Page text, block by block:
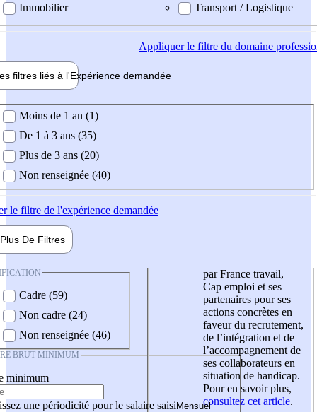
Immobilier
Transport / Logistique
Appliquerle filtre du domaine
filtres liés à l'Expérience demandée
demandée
Moins de 1 an (1)
De 1 à 3 ans (35)
Plus de 3 ans (20)
Non renseignée (40)
le filtre de l'expérience demandée
Plus De Filtres
Cadre (59)
Non cadre (24)
Non renseignée (46)
BRUT MINIMUM
minimum
une périodicité pour le salaire saisi
par France travail,
Cap emploi et ses
partenaires pour ses
actions concrètes en
faveur du recrutement,
de l’intégration et de
l’accompagnement de
ses collaborateurs en
situation de handicap.
Pour en savoir plus,
consultez cet article.